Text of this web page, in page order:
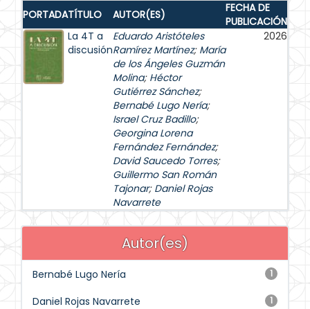
PORTADATÍTULO AUTOR(ES)
FECHA DE
PUBLICACIÓN
La 4T a
discusión
Eduardo Aristóteles
Ramírez Martínez; María
de los Ángeles Guzmán
Molina; Héctor
Gutiérrez Sánchez;
Bernabé Lugo Nería;
Israel Cruz Badillo;
Georgina Lorena
Fernández Fernández;
David Saucedo Torres;
Guillermo San Román
Tajonar; Daniel Rojas
Navarrete
2026
Autor(es)
1
Bernabé Lugo Nería
1
Daniel Rojas Navarrete